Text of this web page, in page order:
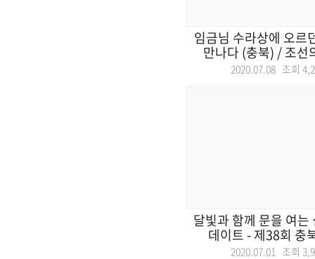
임금님 수라상에 오르
만나다 (충북) / 조선
2020.07.08 조회
달빛과 함께 문을 여
데이트 - 제38회 충
2020.07.01 조회